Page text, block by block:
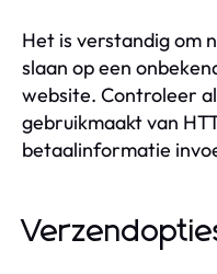
Het is verstandig om
slaan op een
website. Controleer
gebruikmaakt van
betaalinformatie